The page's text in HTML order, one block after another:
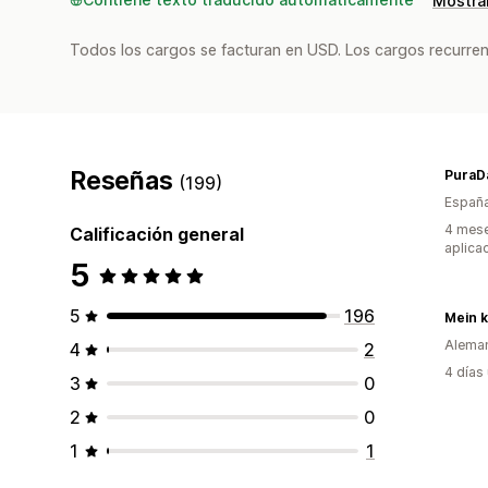
Todos los cargos se facturan en USD. Los cargos
Reseñas (199)
Calificación general
5
5
196
4
2
3
0
2
0
1
1
4
4 días